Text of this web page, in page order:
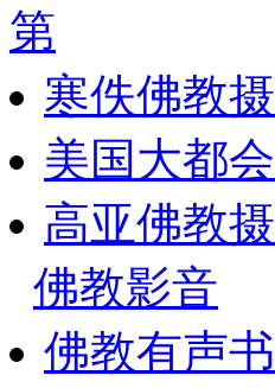
第
寒佚佛教
美国大都
高亚佛教
佛教影音
佛教有声